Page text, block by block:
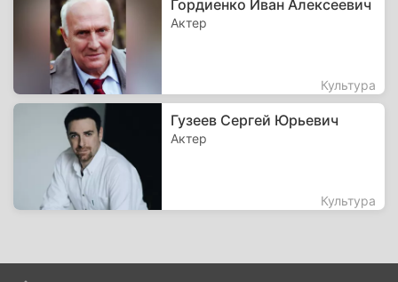
Гордиенко Иван Алексеевич
Актер
Культура
Гузеев Сергей Юрьевич
Актер
Культура